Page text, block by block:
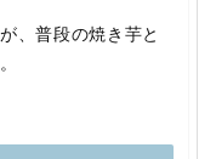
、普段の焼き芋と